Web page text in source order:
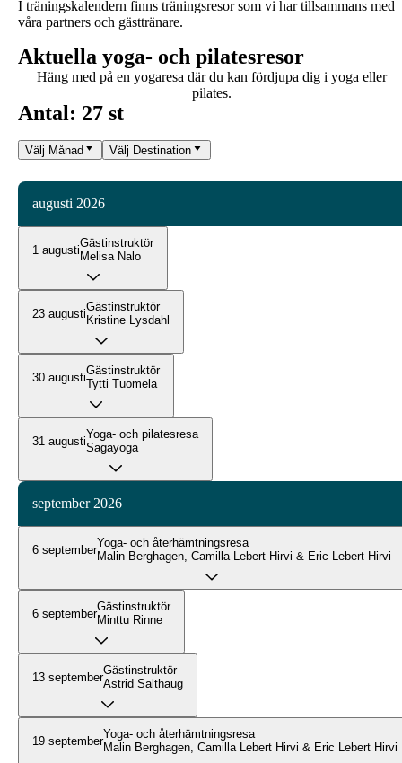
I träningskalendern finns träningsresor som vi har tillsammans med
våra partners och gästtränare.
Aktuella yoga- och pilatesresor
Häng med på en yogaresa där du kan fördjupa dig i yoga eller
pilates.
Antal: 27 st
Välj Månad Välj Destination
augusti 2026
1 augustiGästinstruktör
Melisa Nalo
23 augustiGästinstruktör
Kristine Lysdahl
30 augustiGästinstruktör
Tytti Tuomela
31 augustiYoga- och pilatesresa
Sagayoga
september 2026
6 septemberYoga- och återhämtningsresa
Malin Berghagen, Camilla Lebert Hirvi & Eric Lebert Hirvi
6 septemberGästinstruktör
Minttu Rinne
13 septemberGästinstruktör
Astrid Salthaug
19 septemberYoga- och återhämtningsresa
Malin Berghagen, Camilla Lebert Hirvi & Eric Lebert Hirvi